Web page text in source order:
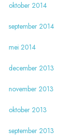
oktober 2014
september 2014
mei 2014
december 2013
november 2013
oktober 2013
september 2013